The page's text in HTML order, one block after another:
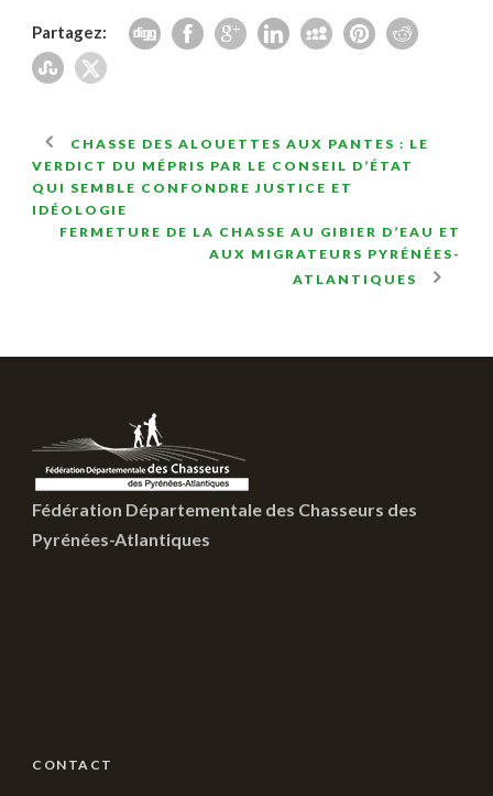
Partagez:
CHASSE DES ALOUETTES AUX PANTES : LE
VERDICT DU MÉPRIS PAR LE CONSEIL D’ÉTAT
QUI SEMBLE CONFONDRE JUSTICE ET
IDÉOLOGIE
FERMETURE DE LA CHASSE AU GIBIER D’EAU ET
AUX MIGRATEURS PYRÉNÉES-
ATLANTIQUES
Fédération Départementale des Chasseurs des
Pyrénées-Atlantiques
CONTACT